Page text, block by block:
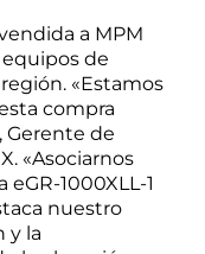
a MPM
de
«Estamos
compra
Gerente de
«Asociarnos
1000XLL-1
nuestro
y la